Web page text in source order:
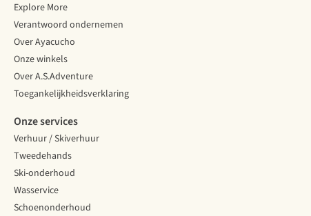
Explore More
Verantwoord ondernemen
Over Ayacucho
Onze winkels
Over A.S.Adventure
Toegankelijkheidsverklaring
Onze services
Verhuur / Skiverhuur
Tweedehands
Ski-onderhoud
Wasservice
Schoenonderhoud